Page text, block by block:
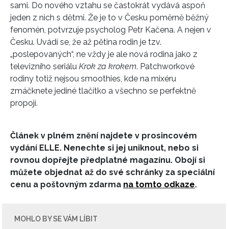
REDAKCE
sami. Do nového vztahu se častokrát vydává aspoň
jeden z nich s dětmi. Že je to v Česku poměrně běžný
fenomén, potvrzuje psycholog Petr Kačena. A nejen v
Česku. Uvádí se, že až pětina rodin je tzv.
„poslepovaných“, ne vždy je ale nová rodina jako z
televizního seriálu Krok za krokem. Patchworkové
rodiny totiž nejsou smoothies, kde na mixéru
zmáčknete jediné tlačítko a všechno se perfektně
propojí.
Článek v plném znění najdete v prosincovém
vydání ELLE. Nenechte si jej uniknout, nebo si
rovnou dopřejte předplatné magazínu. Obojí si
můžete objednat až do své schránky za speciální
cenu a poštovným zdarma na tomto odkaze.
MOHLO BY SE VÁM LÍBIT